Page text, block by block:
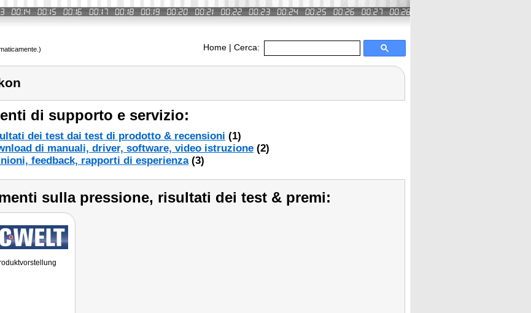
Home | Cerca:
di supporto e servizio:
dei test dai test di prodotto & recensioni (1)
di manuali, driver, software, video istruzione (2)
feedback, rapporti di esperienza(3)
sulla pressione, risultati dei test & premi: